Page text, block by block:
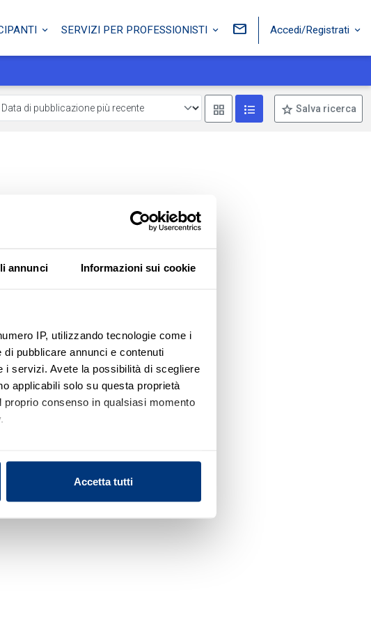
annunci Informazioni sui cookie
IP, utilizzando tecnologie come i
pubblicare annunci e contenuti
i servizi. Avete la possibilità di scegliere
applicabili solo su questa proprietà
consenso in qualsiasi momento
specifiche (impronte
Accetta tutti
SERVIZI PER PROFESSIONISTI Accedi/Registrati
Mostra come box
Mostra come lista
Salva ricerca
filtri o